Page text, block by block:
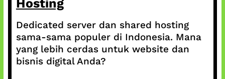
Hosting
Dedicated server dan shared hosting
sama-sama populer di Indonesia. Mana
yang lebih cerdas untuk website dan
bisnis digital Anda?